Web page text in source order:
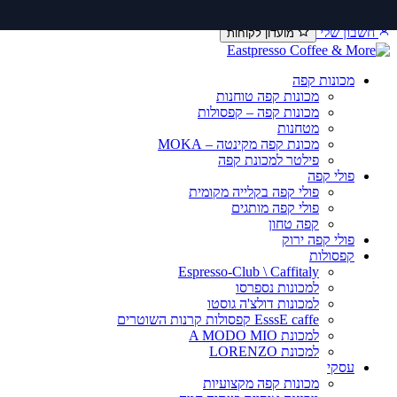
לתוכן
חשבון שלי
מועדון לקוחות
מכונות קפה
מכונות קפה טוחנות
מכונות קפה – קפסולות
מטחנות
מכונת קפה מקינטה – MOKA
פילטר למכונת קפה
פולי קפה
פולי קפה בקלייה מקומית
פולי קפה מותגים
קפה טחון
פולי קפה ירוק
קפסולות
Espresso-Club \ Caffitaly
למכונות נספרסו
למכונות דולצ'ה גוסטו
EsssE caffe קפסולות קרנות השוטרים
למכונת A MODO MIO
למכונת LORENZO
עסקי
מכונות קפה מקצועיות